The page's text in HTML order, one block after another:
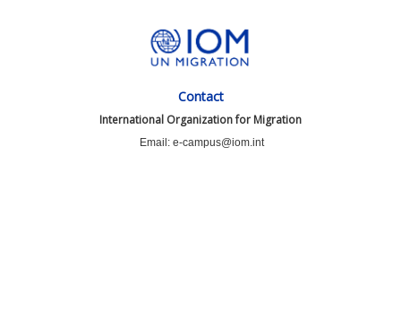
Contact
International Organization for Migration
Email: e-campus@iom.int